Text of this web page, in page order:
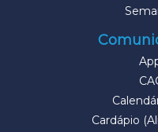
Cardápio